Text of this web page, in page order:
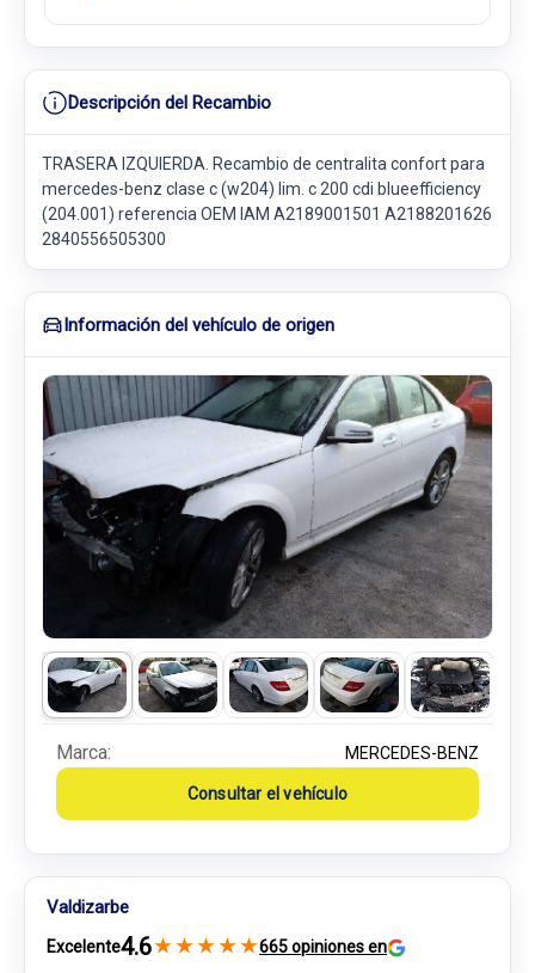
Descripción del Recambio
TRASERA IZQUIERDA. Recambio de centralita confort para
mercedes-benz clase c (w204) lim. c 200 cdi blueefficiency
(204.001) referencia OEM IAM A2189001501 A2188201626
2840556505300
Información del vehículo de origen
Marca: MERCEDES-BENZ
Consultar el vehículo
Valdizarbe
Excelente4.6★ ★ ★ ★ ★665 opiniones en